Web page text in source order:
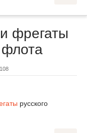
фрегаты
флота
русского